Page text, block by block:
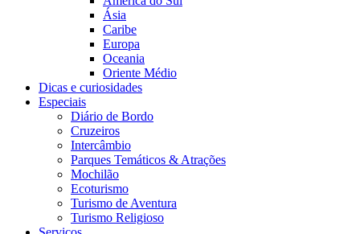
Ásia
Caribe
Europa
Oceania
Oriente Médio
Dicas e curiosidades
Especiais
Diário de Bordo
Cruzeiros
Intercâmbio
Parques Temáticos & Atrações
Mochilão
Ecoturismo
Turismo de Aventura
Turismo Religioso